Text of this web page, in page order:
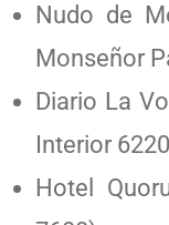
Nudo de
Monseñor
Diario La
Interior
Hotel